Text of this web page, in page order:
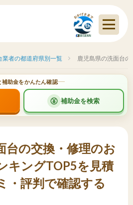
業者の都道府県別一覧 鹿児島県の洗面台
補助金をかんたん確認
補助金を検索
台の交換・修理のお
キングTOP5を見積
・評判で確認する